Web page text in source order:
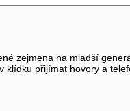
zejmena na mladší
přijímat hovory a